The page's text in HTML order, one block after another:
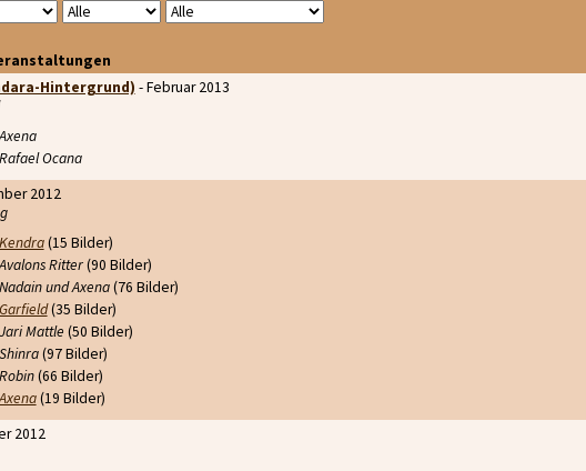
Hintergrund) - Februar 2013
Rafael Ocana
2012
Kendra(15 Bilder)
Ritter(90 Bilder)
Nadain und Axena(76 Bilder)
Garfield(35 Bilder)
Jari Mattle (50 Bilder)
Shinra(97 Bilder)
Robin(66 Bilder)
(19 Bilder)
2012